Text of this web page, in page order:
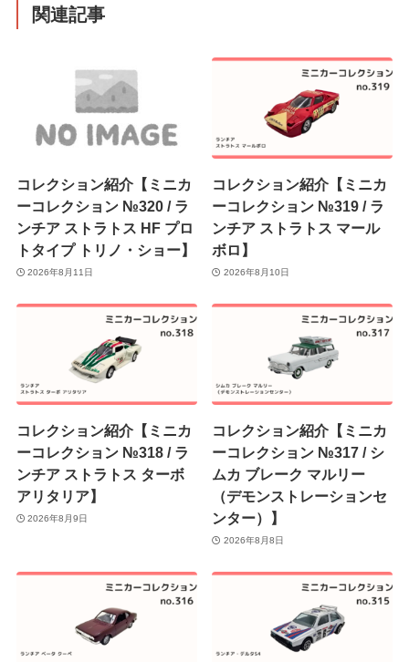
関連記事
コレクション紹介【ミニカ
ーコレクション №320 / ラ
ンチア ストラトス HF プロ
トタイプ トリノ・ショー】
2026年8月11日
コレクション紹介【ミニカ
ーコレクション №319 / ラ
ンチア ストラトス マール
ボロ】
2026年8月10日
コレクション紹介【ミニカ
ーコレクション №318 / ラ
ンチア ストラトス ターボ
アリタリア】
2026年8月9日
コレクション紹介【ミニカ
ーコレクション №317 / シ
ムカ ブレーク マルリー
（デモンストレーションセ
ンター）】
2026年8月8日